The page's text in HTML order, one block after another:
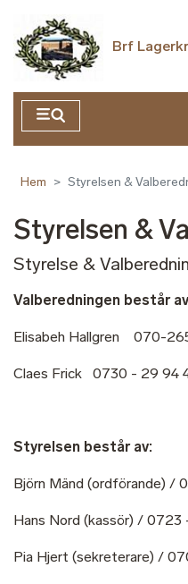
Brf
Hem Styrelsen &
Styrelsen &
Styrelse &
Valberedningen består
Elisabeh Hallgren 070-
Claes Frick 0730 - 29 94
Styrelsen består av:
Björn Mänd (ordförande) /
Hans Nord (kassör) / 0723
Pia Hjert (sekreterare) /